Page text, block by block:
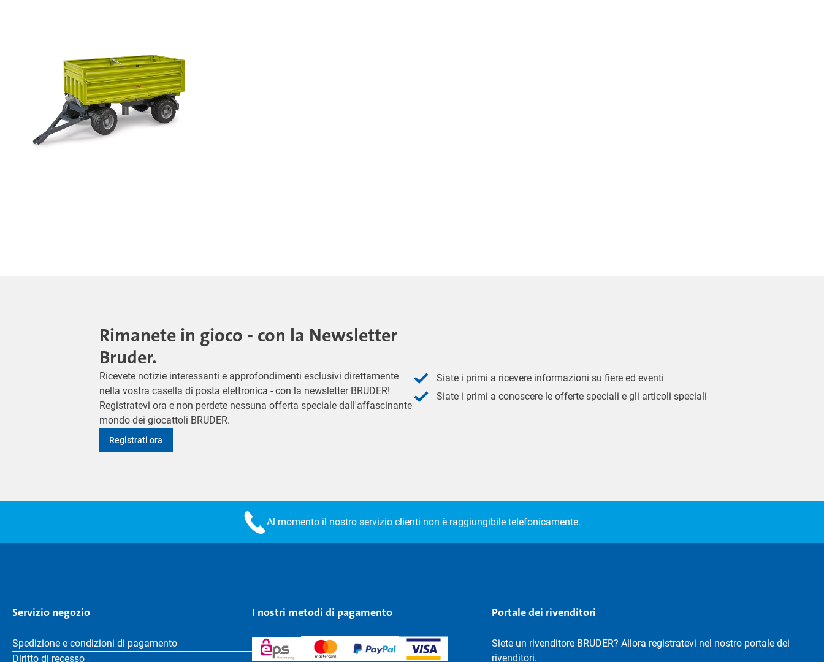
Rimanete in gioco - con la Newsletter
Bruder.
Ricevete notizie interessanti e approfondimenti esclusivi direttamente
nella vostra casella di posta elettronica - con la newsletter BRUDER!
Registratevi ora e non perdete nessuna offerta speciale dall'affascinante
mondo dei giocattoli BRUDER.
Registrati ora
Siate i primi a ricevere informazioni su fiere ed eventi
Siate i primi a conoscere le offerte speciali e gli articoli speciali
Al momento il nostro servizio clienti non è raggiungibile telefonicamente.
Servizio negozio
Spedizione e condizioni di pagamento
Diritto di recesso
I nostri metodi di pagamento Portale dei rivenditori
Siete un rivenditore BRUDER? Allora registratevi nel nostro portale dei
rivenditori.